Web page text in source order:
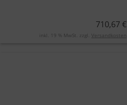
710,67 €
inkl. 19 % MwSt. zzgl. Versandkosten